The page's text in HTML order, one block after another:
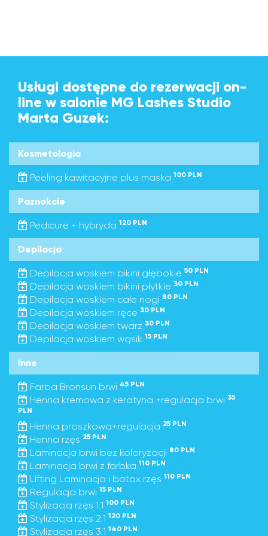
Usługi dostępne do rezerwacji on-
line w salonie MG Lashes Studio
Marta Guzek:
Kosmetologia
Peeling kawitacyjne plus maska 100 PLN
Paznokcie
Pedicure + hybryda 120 PLN
Depilacja
Depilacja woskiem bikini głębokie 50 PLN
Depilacja woskiem bikini płytkie 30 PLN
Depilacja woskiem całe nogi 80 PLN
Depilacja woskiem ręce 30 PLN
Depilacja woskiem twarz 30 PLN
Depilacja woskiem wąsik 15 PLN
Inne
Farba Bronsun brwi 45 PLN
Henna kremowa z keratyna +regulacja brwi 35
PLN
Henna proszkowa+regulacja 25 PLN
Henna rzęs 25 PLN
Laminacja brwi bez koloryzacji 80 PLN
Laminacja brwi z farbka 110 PLN
LIfting Laminacja i botox rzęs 110 PLN
Regulacja brwi 15 PLN
Stylizacja rzęs 1:1 100 PLN
Stylizacja rzęs 2:1 120 PLN
Stylizacja rzęs 3:1 140 PLN